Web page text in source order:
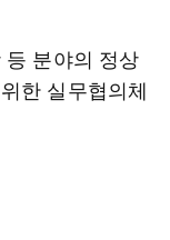
분야의 정상
한 실무협의체